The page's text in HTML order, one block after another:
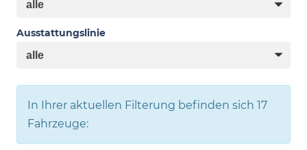
Ausstattungslinie
In Ihrer aktuellen Filterung befinden sich 17
Fahrzeuge: